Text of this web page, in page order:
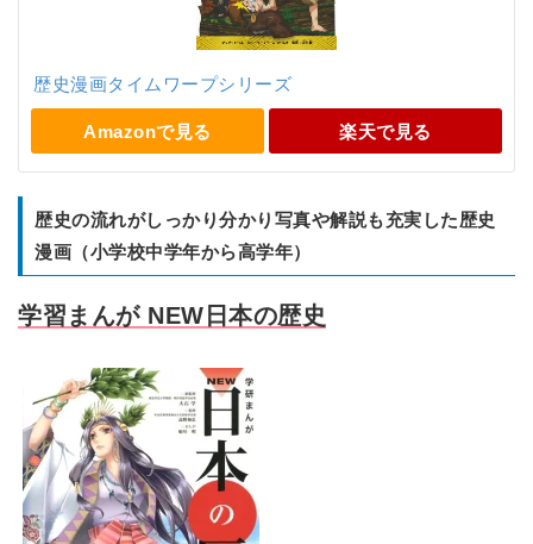
歴史漫画タイムワープシリーズ
Amazonで見る 楽天で見る
歴史の流れがしっかり分かり写真や解説も充実した歴史
漫画（小学校中学年から高学年）
学習まんが NEW日本の歴史